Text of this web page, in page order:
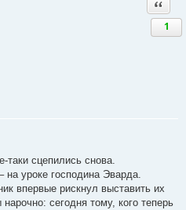
1
таки сцепились снова.
уроке господина Эварда.
впервые рискнул выставить их
сегодня тому, кого теперь